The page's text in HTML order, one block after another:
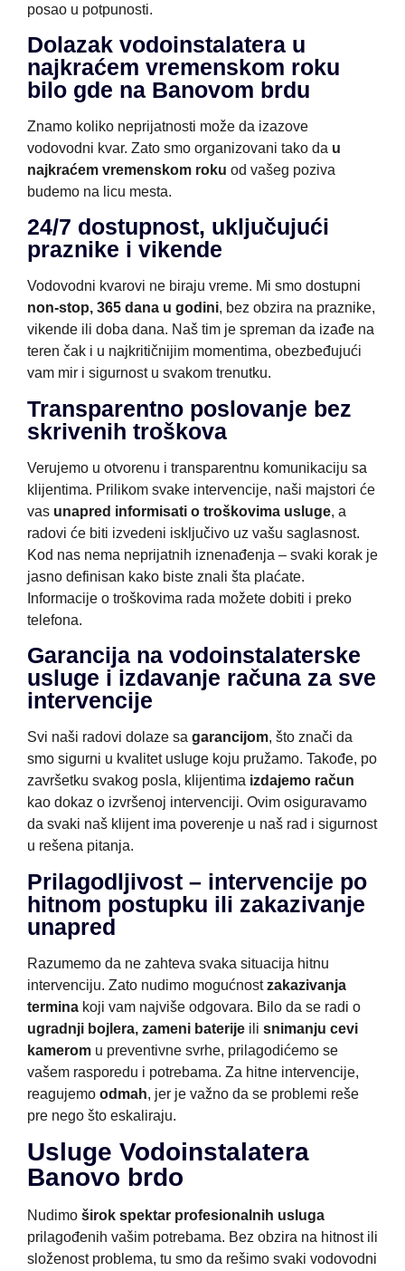
posao u potpunosti.
Dolazak vodoinstalatera u
najkraćem vremenskom roku
bilo gde na Banovom brdu
Znamo koliko neprijatnosti može da izazove
vodovodni kvar. Zato smo organizovani tako da u
najkraćem vremenskom roku od vašeg poziva
budemo na licu mesta.
24/7 dostupnost, uključujući
praznike i vikende
Vodovodni kvarovi ne biraju vreme. Mi smo dostupni
non-stop, 365 dana u godini, bez obzira na praznike,
vikende ili doba dana. Naš tim je spreman da izađe na
teren čak i u najkritičnijim momentima, obezbeđujući
vam mir i sigurnost u svakom trenutku.
Transparentno poslovanje bez
skrivenih troškova
Verujemo u otvorenu i transparentnu komunikaciju sa
klijentima. Prilikom svake intervencije, naši majstori će
vas unapred informisati o troškovima usluge, a
radovi će biti izvedeni isključivo uz vašu saglasnost.
Kod nas nema neprijatnih iznenađenja – svaki korak je
jasno definisan kako biste znali šta plaćate.
Informacije o troškovima rada možete dobiti i preko
telefona.
Garancija na vodoinstalaterske
usluge i izdavanje računa za sve
intervencije
Svi naši radovi dolaze sa garancijom, što znači da
smo sigurni u kvalitet usluge koju pružamo. Takođe, po
završetku svakog posla, klijentima izdajemo račun
kao dokaz o izvršenoj intervenciji. Ovim osiguravamo
da svaki naš klijent ima poverenje u naš rad i sigurnost
u rešena pitanja.
Prilagodljivost – intervencije po
hitnom postupku ili zakazivanje
unapred
Razumemo da ne zahteva svaka situacija hitnu
intervenciju. Zato nudimo mogućnostzakazivanja
termina koji vam najviše odgovara. Bilo da se radi o
ugradnji bojlera, zameni baterije ili snimanju cevi
kamerom u preventivne svrhe, prilagodićemo se
vašem rasporedu i potrebama. Za hitne intervencije,
reagujemo odmah, jer je važno da se problemi reše
pre nego što eskaliraju.
Usluge Vodoinstalatera
Banovo brdo
Nudimo širok spektar profesionalnih usluga
prilagođenih vašim potrebama. Bez obzira na hitnost ili
složenost problema, tu smo da rešimo svaki vodovodni